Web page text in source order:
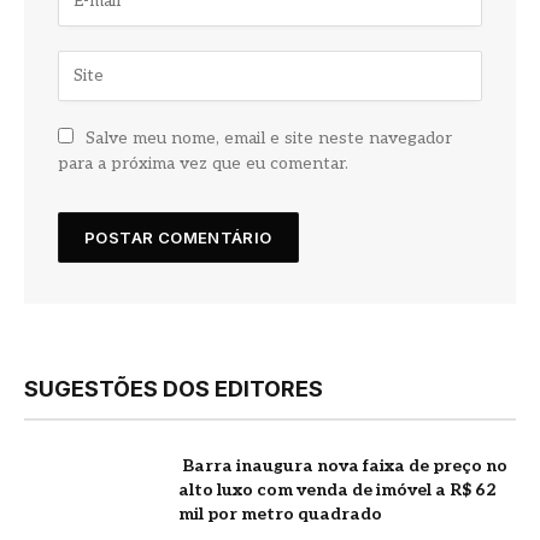
Salve meu nome, email e site neste navegador
para a próxima vez que eu comentar.
SUGESTÕES DOS EDITORES
Barra inaugura nova faixa de preço no
alto luxo com venda de imóvel a R$ 62
mil por metro quadrado